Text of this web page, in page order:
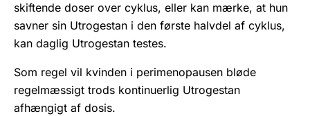
skiftende doser over cyklus, eller kan mærke, at hun
savner sin Utrogestan i den første halvdel af cyklus,
kan daglig Utrogestan testes.
Som regel vil kvinden i perimenopausen bløde
regelmæssigt trods kontinuerlig Utrogestan
afhængigt af dosis.